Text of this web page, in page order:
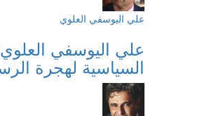
علي اليوسفي العلوي
علي اليوسفي
السياسية لهجرة